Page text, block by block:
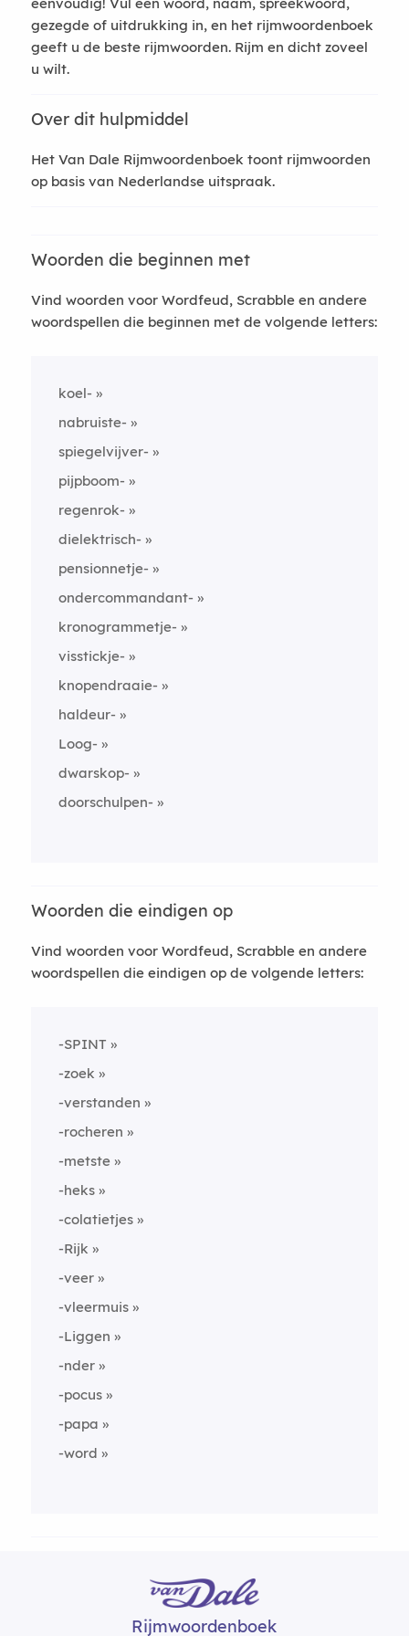
gezegde of uitdrukking in, en het rijmwoordenboek
geeft u de beste rijmwoorden. Rijm en dicht zoveel
u wilt.
Over dit hulpmiddel
Het Van Dale Rijmwoordenboek toont rijmwoorden
op basis van Nederlandse uitspraak.
Woorden die beginnen met
Vind woorden voor Wordfeud, Scrabble en andere
woordspellen die beginnen met de volgende letters:
koel-
nabruiste-
spiegelvijver-
pijpboom-
regenrok-
dielektrisch-
pensionnetje-
ondercommandant-
kronogrammetje-
visstickje-
knopendraaie-
haldeur-
Loog-
dwarskop-
doorschulpen-
Woorden die eindigen op
Vind woorden voor Wordfeud, Scrabble en andere
woordspellen die eindigen op de volgende letters:
-SPINT
-zoek
-verstanden
-rocheren
-metste
-heks
-colatietjes
-Rijk
-veer
-vleermuis
-Liggen
-nder
-pocus
-papa
-word
Rijmwoordenboek